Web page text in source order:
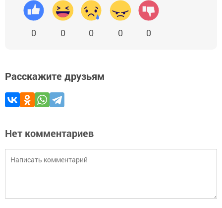
0 0 0 0 0
Расскажите друзьям
Нет комментариев